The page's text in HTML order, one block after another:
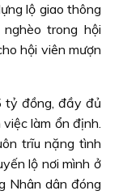
lộ giao thông
trong hội
hội viên mượn
tỷ đồng, đầy đủ
làm ổn định.
trĩu nặng tình
lộ nơi mình ở
Nhân dân đóng